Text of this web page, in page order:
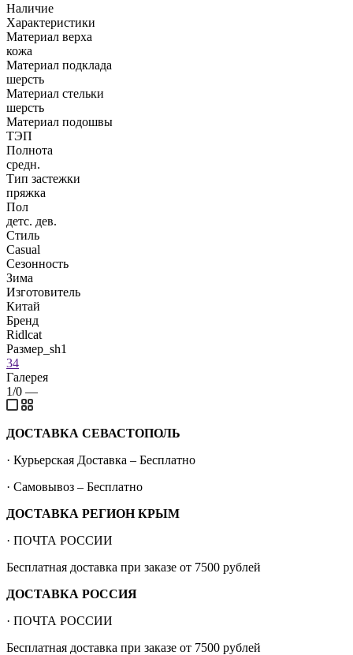
Наличие
Характеристики
Материал верха
кожа
Материал подклада
шерсть
Материал стельки
шерсть
Материал подошвы
ТЭП
Полнота
средн.
Тип застежки
пряжка
Пол
детс. дев.
Стиль
Casual
Сезонность
Зима
Изготовитель
Китай
Бренд
Ridlcat
Размер_sh1
34
Галерея
1/0 —
ДОСТАВКА СЕВАСТОПОЛЬ
· Курьерская Доставка – Бесплатно
· Самовывоз – Бесплатно
ДОСТАВКА РЕГИОН КРЫМ
· ПОЧТА РОССИИ
Бесплатная доставка при заказе от 7500 рублей
ДОСТАВКА РОССИЯ
· ПОЧТА РОССИИ
Бесплатная доставка при заказе от 7500 рублей